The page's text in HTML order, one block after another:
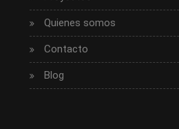
Quienes somos
Contacto
Blog